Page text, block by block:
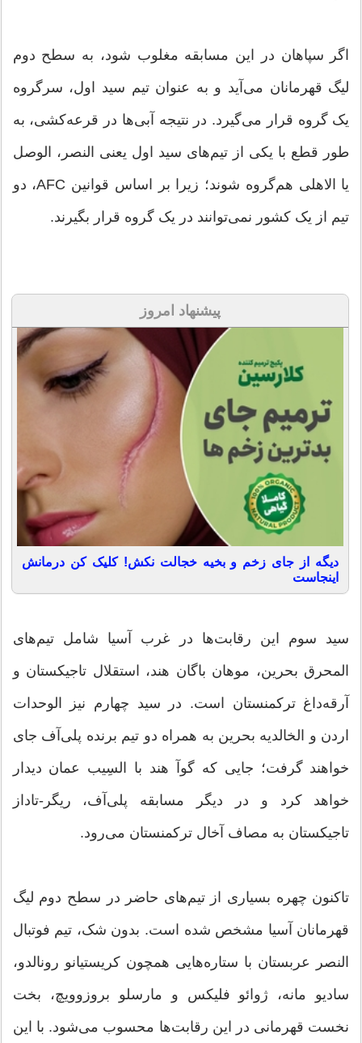
اگر سپاهان در این مسابقه مغلوب شود، به سطح دوم
لیگ قهرمانان می‌آید و به عنوان تیم سید اول، سرگروه
یک گروه قرار می‌گیرد. در نتیجه آبی‌ها در قرعه‌کشی، به
طور قطع با یکی از تیم‌های سید اول یعنی النصر، الوصل
یا الاهلی هم‌گروه شوند؛ زیرا بر اساس قوانین AFC، دو
تیم از یک کشور نمی‌توانند در یک گروه قرار بگیرند.
پیشنهاد امروز
دیگه از جای زخم و بخیه خجالت نکش! کلیک کن درمانش
اینجاست
سید سوم این رقابت‌ها در غرب آسیا شامل تیم‌های
المحرق بحرین، موهان باگان هند، استقلال تاجیکستان و
آرقه‌داغ ترکمنستان است. در سید چهارم نیز الوحدات
اردن و الخالدیه بحرین به همراه دو تیم برنده پلی‌آف جای
خواهند گرفت؛ جایی که گوآ هند با السِیب عمان دیدار
خواهد کرد و در دیگر مسابقه پلی‌آف، ریگر-تاداز
تاجیکستان به مصاف آخال ترکمنستان می‌رود.
تاکنون چهره بسیاری از تیم‌های حاضر در سطح دوم لیگ
قهرمانان آسیا مشخص شده است. بدون شک، تیم فوتبال
النصر عربستان با ستاره‌هایی همچون کریستیانو رونالدو،
سادیو مانه، ژوائو فلیکس و مارسلو بروزوویچ، بخت
نخست قهرمانی در این رقابت‌ها محسوب می‌شود. با این